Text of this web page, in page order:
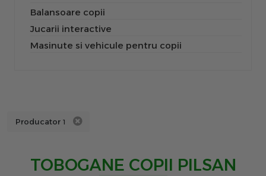
Balansoare copii
Jucarii interactive
Masinute si vehicule pentru copii
Producator 1
TOBOGANE COPII PILSAN